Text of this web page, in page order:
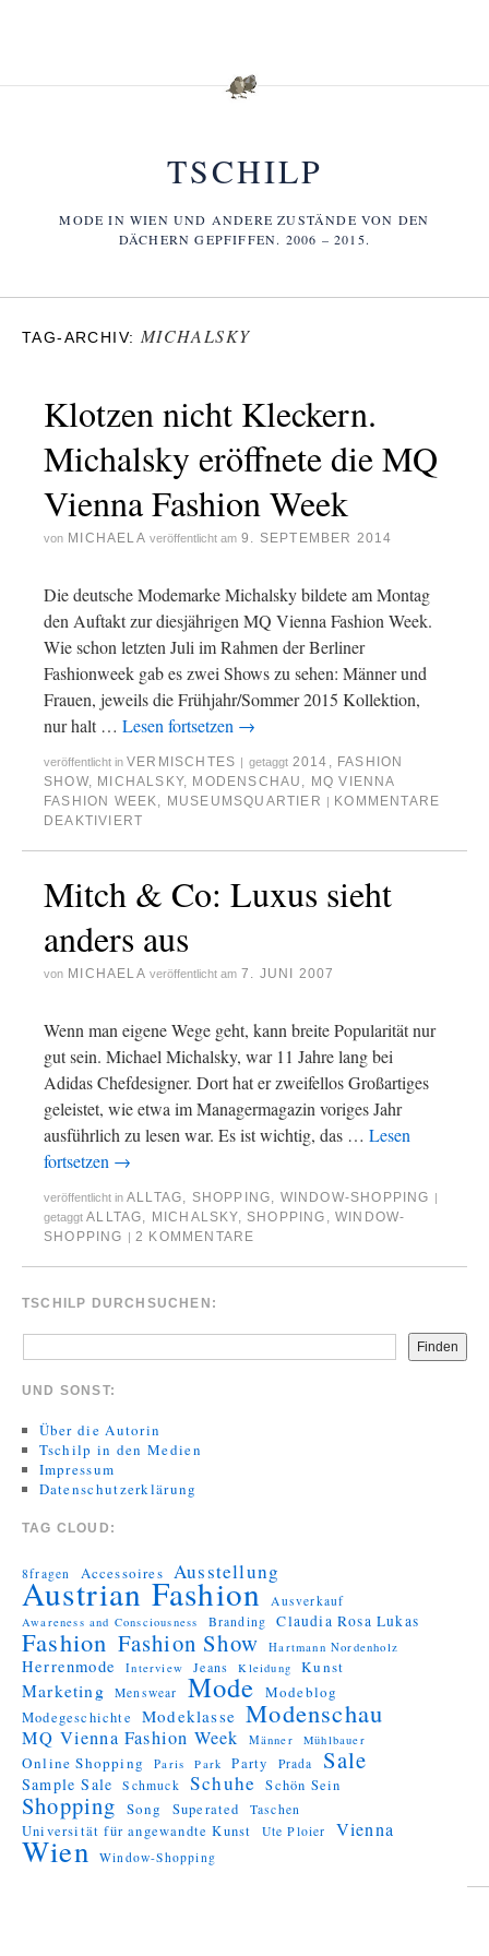
TSCHILP
MODE IN WIEN UND ANDERE ZUSTÄNDE VON DEN
DÄCHERN GEPFIFFEN. 2006 – 2015.
TAG-ARCHIV: MICHALSKY
Klotzen nicht Kleckern.
Michalsky eröffnete die MQ
Vienna Fashion Week
von MICHAELA veröffentlicht am 9. SEPTEMBER 2014
Die deutsche Modemarke Michalsky bildete am Montag
den Auftakt zur diesjährigen MQ Vienna Fashion Week.
Wie schon letzten Juli im Rahmen der Berliner
Fashionweek gab es zwei Shows zu sehen: Männer und
Frauen, jeweils die Frühjahr/Sommer 2015 Kollektion,
nur halt … Lesen fortsetzen →
veröffentlicht in VERMISCHTES | getaggt 2014 , FASHION
SHOW, MICHALSKY, MODENSCHAU , MQ VIENNA
FASHION WEEK, MUSEUMSQUARTIER | KOMMENTARE
DEAKTIVIERT
Mitch & Co: Luxus sieht
anders aus
von MICHAELA veröffentlicht am 7. JUNI 2007
Wenn man eigene Wege geht, kann breite Popularität nur
gut sein. Michael Michalsky, war 11 Jahre lang bei
Adidas Chefdesigner. Dort hat er zweifellos Großartiges
geleistet, wie etwa im Managermagazin voriges Jahr
ausführlich zu lesen war. Es ist wichtig, das … Lesen
fortsetzen →
veröffentlicht in ALLTAG, SHOPPING, WINDOW-SHOPPING |
getaggt ALLTAG, MICHALSKY, SHOPPING ,WINDOW-
SHOPPING | 2 KOMMENTARE
TSCHILP DURCHSUCHEN:
Finden
UND SONST:
Über die Autorin
Tschilp in den Medien
Impressum
Datenschutzerklärung
TAG CLOUD:
8fragen Accessoires Ausstellung
Austrian Fashion Ausverkauf
Awareness and Consciousness Branding Claudia Rosa Lukas
Fashion Fashion Show Hartmann Nordenholz
Herrenmode Interview Jeans Kleidung Kunst
Marketing Menswear Mode Modeblog
Modegeschichte Modeklasse Modenschau
MQ Vienna Fashion Week Männer Mühlbauer
Online Shopping Paris Park Party Prada Sale
Sample Sale Schmuck Schuhe Schön Sein
Shopping Song Superated Taschen
Universität für angewandte Kunst Ute Ploier Vienna
Wien Window-Shopping